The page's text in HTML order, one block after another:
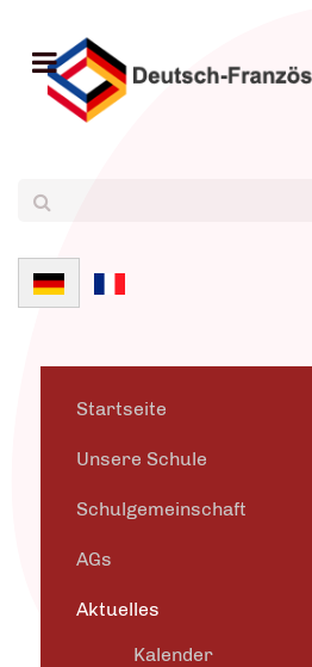
Sprache auswählen
Startseite
Unsere Schule
Schulgemeinschaft
AGs
Aktuelles
Kalender